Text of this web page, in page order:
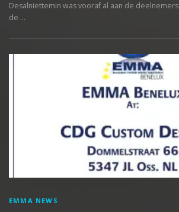
Desalniettemin was vooraf al aan de
de …
EMMA NEWS